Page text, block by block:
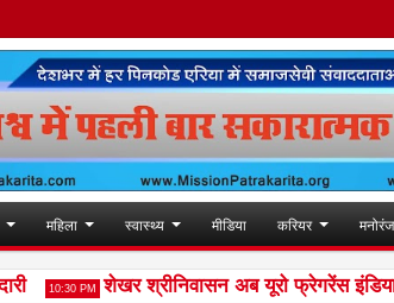
महिला स्वास्थ्य मीडिया करियर
10:30 PM शेखर श्रीनिवासन अब यूरो फ्रेगरेंस इंडिया की